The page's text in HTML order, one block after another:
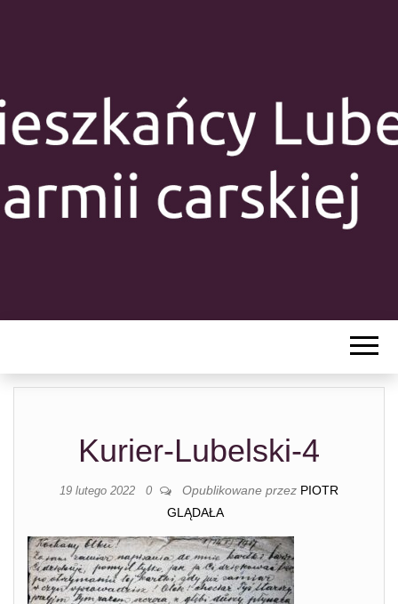
Y W ARMII
CARSKIEJ
Kurier-Lubelski-4
19 lutego 2022 0 Opublikowane przez PIOTR
GLĄDAŁA